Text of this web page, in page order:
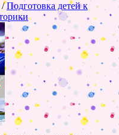
/Подготовка детей к